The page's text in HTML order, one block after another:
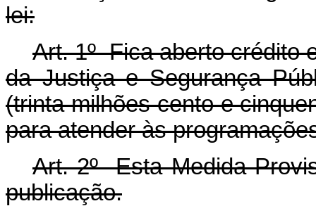
lei:
Art. 1º Fica aberto crédito
da Justiça e Segurança
(trinta milhões cento e
para atender às
Art. 2º Esta Medida
publicação.